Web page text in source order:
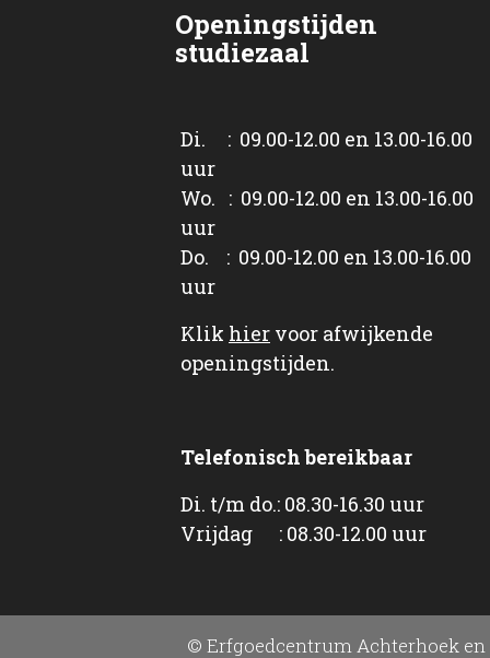
Openingstijden
studiezaal
Di. : 09.00-12.00 en 13.00-16.00
uur
Wo. : 09.00-12.00 en 13.00-16.00
uur
Do. : 09.00-12.00 en 13.00-16.00
uur
Klik hier voor afwijkende
openingstijden.
Telefonisch bereikbaar
Di. t/m do.: 08.30-16.30 uur
Vrijdag : 08.30-12.00 uur
© Erfgoedcentrum Achterhoek en